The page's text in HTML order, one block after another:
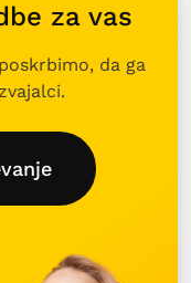
za vas
da ga